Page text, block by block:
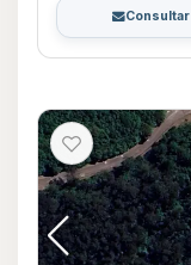
Consultar